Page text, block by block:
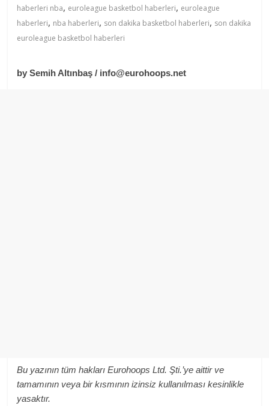
haberleri nba, euroleague basketbol haberleri, euroleague
haberleri, nba haberleri, son dakika basketbol haberleri, son dakika
euroleague basketbol haberleri
by Semih Altınbaş / info@eurohoops.net
Bu yazının tüm hakları Eurohoops Ltd. Şti.’ye aittir ve
tamamının veya bir kısmının izinsiz kullanılması kesinlikle
yasaktır.